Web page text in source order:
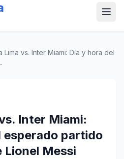
Lima vs. Inter Miami: Día y hora del
Inter Miami:
esperado partido
Lionel Messi